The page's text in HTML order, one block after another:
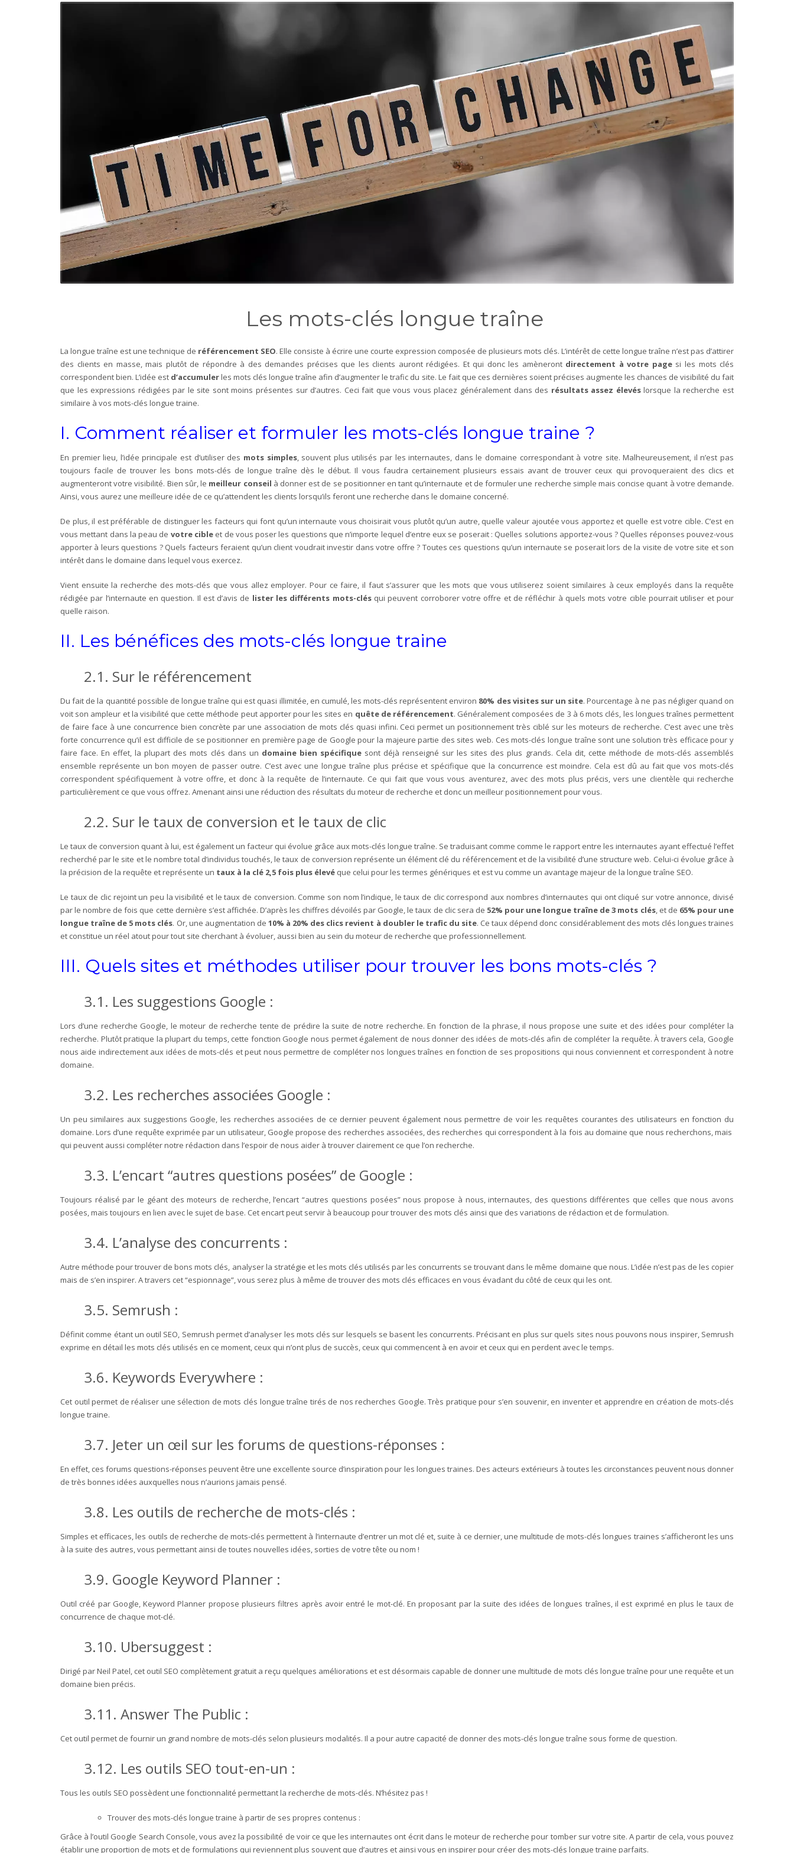
Les mots-clés longue traîne
La longue traîne est une technique de référencement SEO. Elle consiste à écrire une courte expression composée de plusieurs mots clés. L’intérêt de cette longue traîne n’est pas d’attirer
des clients en masse, mais plutôt de répondre à des demandes précises que les clients auront rédigées. Et qui donc les amèneront directement à votre pagesi les mots clés
correspondent bien. L’idée est d’accumulerles mots clés longue traîne afin d’augmenter le trafic du site. Le fait que ces dernières soient précises augmente les chances de visibilité du fait
que les expressions rédigées par le site sont moins présentes sur d’autres. Ceci fait que vous vous placez généralement dans des résultats assez élevéslorsque la recherche est
similaire à vos mots-clés longue traine.
I. Comment réaliser et formuler les mots-clés longue traine ?
En premier lieu, l’idée principale est d’utiliser des mots simples, souvent plus utilisés par les internautes, dans le domaine correspondant à votre site. Malheureusement, il n’est pas
toujours facile de trouver les bons mots-clés de longue traîne dès le début. Il vous faudra certainement plusieurs essais avant de trouver ceux qui provoqueraient des clics et
augmenteront votre visibilité. Bien sûr, le meilleur conseil à donner est de se positionner en tant qu’internaute et de formuler une recherche simple mais concise quant à votre demande.
Ainsi, vous aurez une meilleure idée de ce qu’attendent les clients lorsqu’ils feront une recherche dans le domaine concerné.
De plus, il est préférable de distinguer les facteurs qui font qu’un internaute vous choisirait vous plutôt qu’un autre, quelle valeur ajoutée vous apportez et quelle est votre cible. C’est en
vous mettant dans la peau de votre cible et de vous poser les questions que n’importe lequel d’entre eux se poserait : Quelles solutions apportez-vous ? Quelles réponses pouvez-vous
apporter à leurs questions ? Quels facteurs feraient qu’un client voudrait investir dans votre offre ? Toutes ces questions qu’un internaute se poserait lors de la visite de votre site et son
intérêt dans le domaine dans lequel vous exercez.
Vient ensuite la recherche des mots-clés que vous allez employer. Pour ce faire, il faut s’assurer que les mots que vous utiliserez soient similaires à ceux employés dans la requête
rédigée par l’internaute en question. Il est d’avis de lister les différents mots-clésqui peuvent corroborer votre offre et de réfléchir à quels mots votre cible pourrait utiliser et pour
quelle raison.
II. Les bénéfices des mots-clés longue traine
2.1. Sur le référencement
Du fait de la quantité possible de longue traîne qui est quasi illimitée, en cumulé, les mots-clés représentent environ 80% des visites sur un site. Pourcentage à ne pas négliger quand on
voit son ampleur et la visibilité que cette méthode peut apporter pour les sites en quête de référencement. Généralement composées de 3 à 6 mots clés, les longues traînes permettent
de faire face à une concurrence bien concrète par une association de mots clés quasi infini. Ceci permet un positionnement très ciblé sur les moteurs de recherche. C’est avec une très
forte concurrence qu’il est difficile de se positionner en première page de Google pour la majeure partie des sites web. Ces mots-clés longue traîne sont une solution très efficace pour y
faire face. En effet, la plupart des mots clés dans un domaine bien spécifiquesont déjà renseigné sur les sites des plus grands. Cela dit, cette méthode de mots-clés assemblés
ensemble représente un bon moyen de passer outre. C’est avec une longue traîne plus précise et spécifique que la concurrence est moindre. Cela est dû au fait que vos mots-clés
correspondent spécifiquement à votre offre, et donc à la requête de l’internaute. Ce qui fait que vous vous aventurez, avec des mots plus précis, vers une clientèle qui recherche
particulièrement ce que vous offrez. Amenant ainsi une réduction des résultats du moteur de recherche et donc un meilleur positionnement pour vous.
2.2. Sur le taux de conversion et le taux de clic
Le taux de conversion quant à lui, est également un facteur qui évolue grâce aux mots-clés longue traîne. Se traduisant comme comme le rapport entre les internautes ayant effectué l’effet
recherché par le site et le nombre total d’individus touchés, le taux de conversion représente un élément clé du référencement et de la visibilité d’une structure web. Celui-ci évolue grâce à
la précision de la requête et représente un taux à la clé 2,5 fois plus élevé que celui pour les termes génériques et est vu comme un avantage majeur de la longue traîne SEO.
Le taux de clic rejoint un peu la visibilité et le taux de conversion. Comme son nom l’indique, le taux de clic correspond aux nombres d’internautes qui ont cliqué sur votre annonce, divisé
par le nombre de fois que cette dernière s’est affichée. D’après les chiffres dévoilés par Google, le taux de clic sera de 52% pour une longue traîne de 3 mots clés, et de 65% pour une
longue traîne de 5 mots clés. Or, une augmentation de 10% à 20% des clics revient à doubler le trafic du site. Ce taux dépend donc considérablement des mots clés longues traines
et constitue un réel atout pour tout site cherchant à évoluer, aussi bien au sein du moteur de recherche que professionnellement.
III. Quels sites et méthodes utiliser pour trouver les bons mots-clés ?
3.1. Les suggestions Google :
Lors d’une recherche Google, le moteur de recherche tente de prédire la suite de notre recherche. En fonction de la phrase, il nous propose une suite et des idées pour compléter la
recherche. Plutôt pratique la plupart du temps, cette fonction Google nous permet également de nous donner des idées de mots-clés afin de compléter la requête. À travers cela, Google
nous aide indirectement aux idées de mots-clés et peut nous permettre de compléter nos longues traînes en fonction de ses propositions qui nous conviennent et correspondent à notre
domaine.
3.2. Les recherches associées Google :
Un peu similaires aux suggestions Google, les recherches associées de ce dernier peuvent également nous permettre de voir les requêtes courantes des utilisateurs en fonction du
domaine. Lors d’une requête exprimée par un utilisateur, Google propose des recherches associées, des recherches qui correspondent à la fois au domaine que nous recherchons, mais
qui peuvent aussi compléter notre rédaction dans l’espoir de nous aider à trouver clairement ce que l’on recherche.
3.3. L’encart “autres questions posées” de Google :
Toujours réalisé par le géant des moteurs de recherche, l’encart “autres questions posées” nous propose à nous, internautes, des questions différentes que celles que nous avons
posées, mais toujours en lien avec le sujet de base. Cet encart peut servir à beaucoup pour trouver des mots clés ainsi que des variations de rédaction et de formulation.
3.4. L’analyse des concurrents :
Autre méthode pour trouver de bons mots clés, analyser la stratégie et les mots clés utilisés par les concurrents se trouvant dans le même domaine que nous. L’idée n’est pas de les copier
mais de s’en inspirer. A travers cet “espionnage”, vous serez plus à même de trouver des mots clés efficaces en vous évadant du côté de ceux qui les ont.
3.5. Semrush :
Définit comme étant un outil SEO, Semrush permet d’analyser les mots clés sur lesquels se basent les concurrents. Précisant en plus sur quels sites nous pouvons nous inspirer, Semrush
exprime en détail les mots clés utilisés en ce moment, ceux qui n’ont plus de succès, ceux qui commencent à en avoir et ceux qui en perdent avec le temps.
3.6. Keywords Everywhere :
Cet outil permet de réaliser une sélection de mots clés longue traîne tirés de nos recherches Google. Très pratique pour s’en souvenir, en inventer et apprendre en création de mots-clés
longue traine.
3.7. Jeter un œil sur les forums de questions-réponses :
En effet, ces forums questions-réponses peuvent être une excellente source d’inspiration pour les longues traines. Des acteurs extérieurs à toutes les circonstances peuvent nous donner
de très bonnes idées auxquelles nous n’aurions jamais pensé.
3.8. Les outils de recherche de mots-clés :
Simples et efficaces, les outils de recherche de mots-clés permettent à l’internaute d’entrer un mot clé et, suite à ce dernier, une multitude de mots-clés longues traines s’afficheront les uns
à la suite des autres, vous permettant ainsi de toutes nouvelles idées, sorties de votre tête ou nom !
3.9. Google Keyword Planner :
Outil créé par Google, Keyword Planner propose plusieurs filtres après avoir entré le mot-clé. En proposant par la suite des idées de longues traînes, il est exprimé en plus le taux de
concurrence de chaque mot-clé.
3.10. Ubersuggest :
Dirigé par Neil Patel, cet outil SEO complètement gratuit a reçu quelques améliorations et est désormais capable de donner une multitude de mots clés longue traîne pour une requête et un
domaine bien précis.
3.11. Answer The Public :
Cet outil permet de fournir un grand nombre de mots-clés selon plusieurs modalités. Il a pour autre capacité de donner des mots-clés longue traîne sous forme de question.
3.12. Les outils SEO tout-en-un :
Tous les outils SEO possèdent une fonctionnalité permettant la recherche de mots-clés. N’hésitez pas !
Trouver des mots-clés longue traine à partir de ses propres contenus :
Grâce à l’outil Google Search Console, vous avez la possibilité de voir ce que les internautes ont écrit dans le moteur de recherche pour tomber sur votre site. A partir de cela, vous pouvez
établir une proportion de mots et de formulations qui reviennent plus souvent que d’autres et ainsi vous en inspirer pour créer des mots-clés longue traine parfaits.